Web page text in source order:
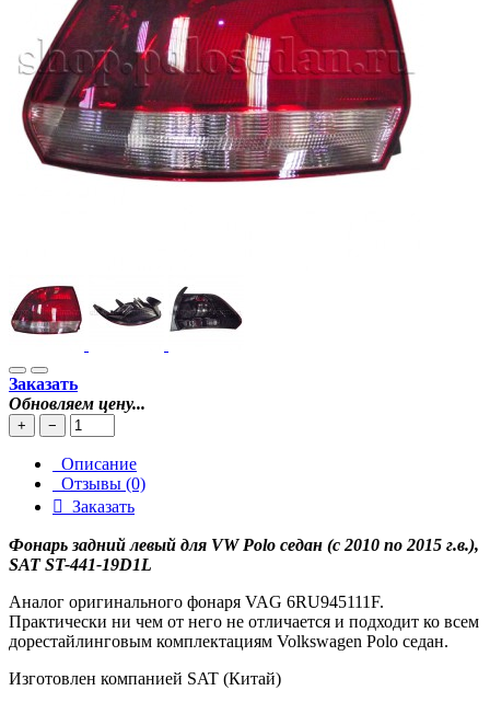
Заказать
Обновляем цену...
+ −
Описание
Отзывы (0)
Заказать
Фонарь задний левый для VW Polo седан (с 2010 по 2015 г.в.),
SAT ST-441-19D1L
Аналог оригинального фонаря VAG 6RU945111F.
Практически ни чем от него не отличается и подходит ко всем
дорестайлинговым комплектациям Volkswagen Polo седан.
Изготовлен компанией SAT (Китай)